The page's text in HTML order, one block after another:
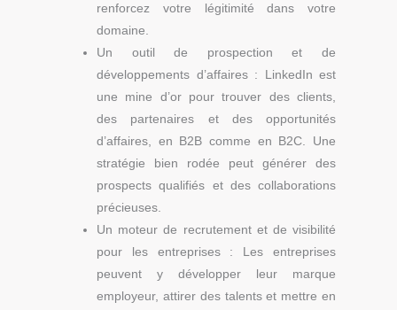
renforcez votre légitimité dans votre
domaine.
Un outil de prospection et de
développements d’affaires : LinkedIn est
une mine d’or pour trouver des clients,
des partenaires et des opportunités
d’affaires, en B2B comme en B2C. Une
stratégie bien rodée peut générer des
prospects qualifiés et des collaborations
précieuses.
Un moteur de recrutement et de visibilité
pour les entreprises : Les entreprises
peuvent y développer leur marque
employeur, attirer des talents et mettre en